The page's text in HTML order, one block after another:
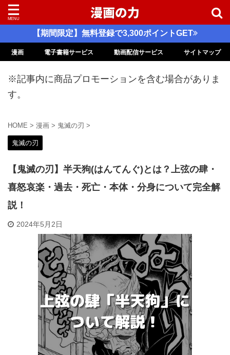
【期間限定】無料登録で3,300ポイントGET
漫画 電子書籍サービス 動画配信サービス サイトマップ
※記事内に商品プロモーションを含む場合がありま
す。
HOME > 漫画 > 鬼滅の刃 >
鬼滅の刃
【鬼滅の刃】半天狗(はんてんぐ)とは？上弦の肆・
喜怒哀楽・過去・死亡・本体・分身について完全解
説！
2024年5月2日